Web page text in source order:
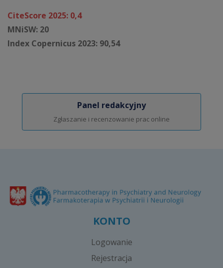
CiteScore 2025: 0,4
MNiSW: 20
Index Copernicus 2023: 90,54
Panel redakcyjny
Zgłaszanie i recenzowanie prac online
KONTO
Logowanie
Rejestracja